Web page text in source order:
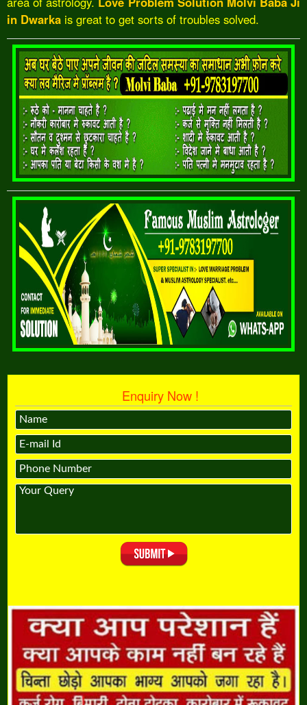
in Dwarka is great to get sorts of troubles solved.
Enquiry Now !